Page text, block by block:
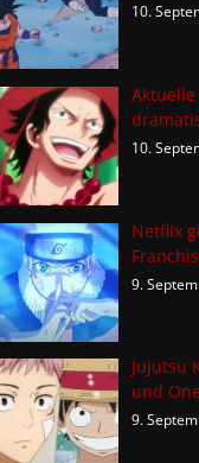
10.
10.
Netflix
9.
Jujutsu
und
9.